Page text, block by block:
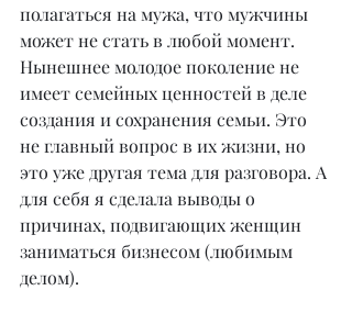
полагаться на мужа, что мужчины
может не стать в любой момент.
Нынешнее молодое поколение не
имеет семейных ценностей в деле
создания и сохранения семьи. Это
не главный вопрос в их жизни, но
это уже другая тема для разговора. А
для себя я сделала выводы о
причинах, подвигающих женщин
заниматься бизнесом (любимым
делом).